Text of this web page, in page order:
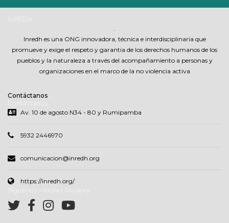
.
Inredh es una ONG innovadora, técnica e interdisciplinaria que
promueve y exige el respeto y garantia de los derechos humanos de los
pueblos y la naturaleza a través del acompañamiento a personas y
organizaciones en el marco de la no violencia activa
Contáctanos
Av. 10 de agosto N34 - 80 y Rumipamba
5932 2446970
comunicacion@inredh.org
https://inredh.org/